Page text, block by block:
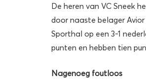
De heren van VC Sneek
door naaste belager
Sporthal op een 3-1
punten en hebben tien
Nagenoeg foutloos